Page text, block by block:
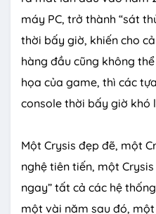
máy PC, trở thành “sát
thời bấy giờ, khiến cho
hàng đầu cũng không
họa của game, thì các
console thời bấy giờ khó
Một Crysis đẹp đẽ, một
nghệ tiên tiến, một
ngay” tất cả các hệ
một vài năm sau đó,